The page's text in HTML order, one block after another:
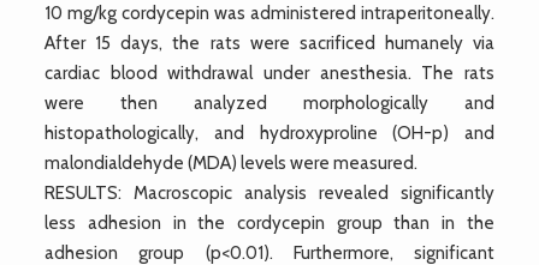
10 mg/kg cordycepin was administered intraperitoneally.
After 15 days, the rats were sacrificed humanely via
cardiac blood withdrawal under anesthesia. The rats
were then analyzed morphologically and
histopathologically, and hydroxyproline (OH-p) and
malondialdehyde (MDA) levels were measured.
RESULTS: Macroscopic analysis revealed significantly
less adhesion in the cordycepin group than in the
adhesion group (p<0.01). Furthermore, significant